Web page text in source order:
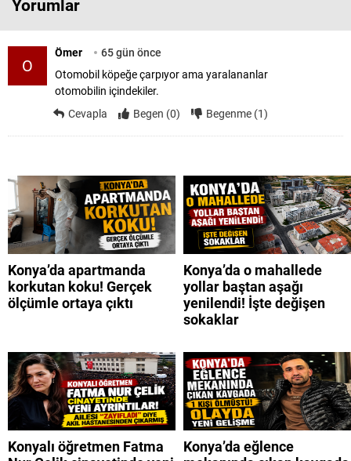
Yorumlar
O
Ömer
65 gün önce
Otomobil köpeğe çarpıyor ama yaralananlar
otomobilin içindekiler.
Cevapla
Begen (0) Begenme (1)
Konya’da apartmanda
korkutan koku! Gerçek
ölçümle ortaya çıktı
Konya’da o mahallede
yollar baştan aşağı
yenilendi! İşte değişen
sokaklar
Konyalı öğretmen Fatma
Konya’da eğlence